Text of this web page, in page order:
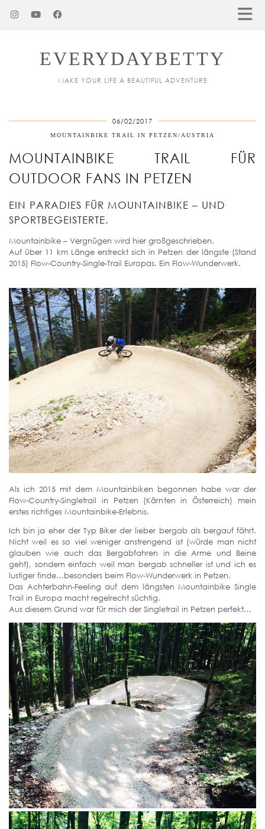
EVERYDAYBETTY
MAKE YOUR LIFE A BEAUTIFUL ADVENTURE
06/02/2017
MOUNTAINBIKE TRAIL IN PETZEN/AUSTRIA
MOUNTAINBIKE TRAIL FÜR
OUTDOOR FANS IN PETZEN
EIN PARADIES FÜR MOUNTAINBIKE – UND
SPORTBEGEISTERTE.
Mountainbike – Vergnügen wird hier großgeschrieben.
Auf über 11 km Länge erstreckt sich in Petzen der längste (Stand
2015) Flow-Country-Single-Trail Europas. Ein Flow-Wunderwerk.
Als ich 2015 mit dem Mountainbiken begonnen habe war der
Flow-Country-Singletrail in Petzen (Kärnten in Österreich) mein
erstes richtiges Mountainbike-Erlebnis.
Ich bin ja eher der Typ Biker der lieber bergab als bergauf fährt.
Nicht weil es so viel weniger anstrengend ist (würde man nicht
glauben wie auch das Bergabfahren in die Arme und Beine
geht), sondern einfach weil man bergab schneller ist und ich es
lustiger finde…besonders beim Flow-Wunderwerk in Petzen.
Das Achterbahn-Feeling auf dem längsten Mountainbike Single
Trail in Europa macht regelrecht süchtig.
Aus diesem Grund war für mich der Singletrail in Petzen perfekt…